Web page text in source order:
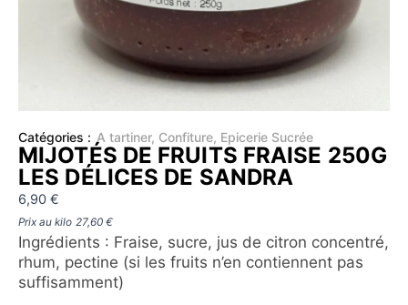
Catégories : A tartiner, Confiture, Epicerie Sucrée
MIJOTÉS DE FRUITS FRAISE 250G
LES DÉLICES DE SANDRA
6,90 €
Prix au kilo 27,60 €
Ingrédients : Fraise, sucre, jus de citron concentré,
rhum, pectine (si les fruits n’en contiennent pas
suffisamment)